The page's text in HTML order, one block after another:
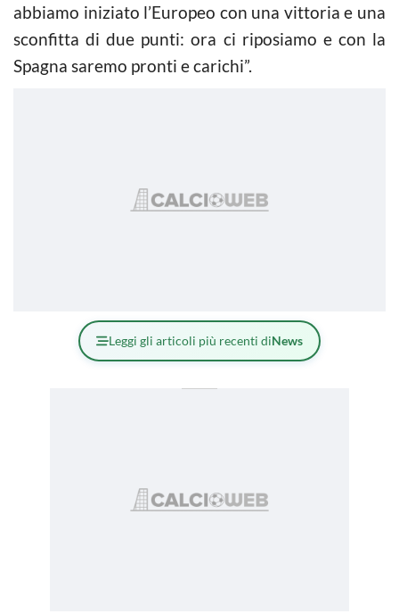
abbiamo iniziato l’Europeo con una vittoria e una
sconfitta di due punti: ora ci riposiamo e con la
Spagna saremo pronti e carichi”.
Leggi gli articoli più recenti diNews